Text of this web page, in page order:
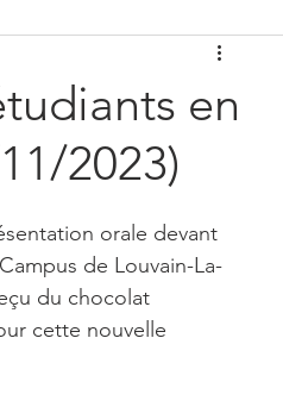
en
2023)
orale devant
de Louvain-La-
du chocolat
cette nouvelle